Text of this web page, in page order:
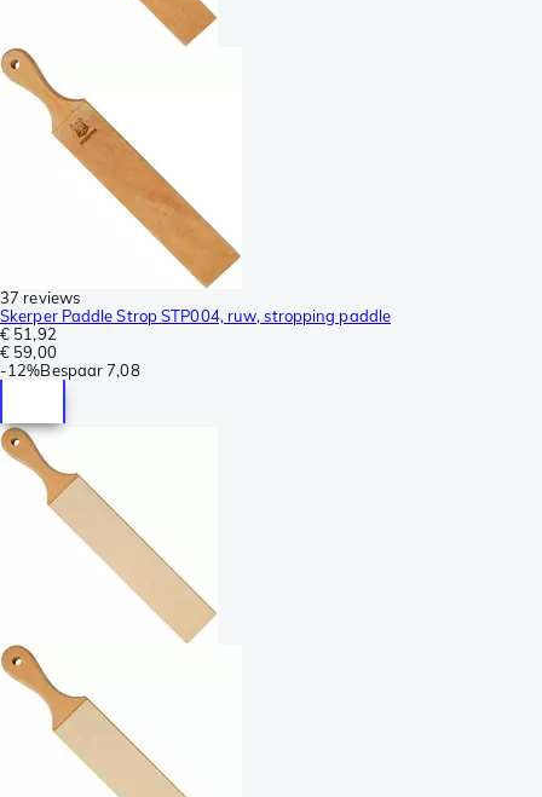
37 reviews
Skerper Paddle Strop STP004, ruw, stropping paddle
€ 51,92
€ 59,00
-12%Bespaar 7,08